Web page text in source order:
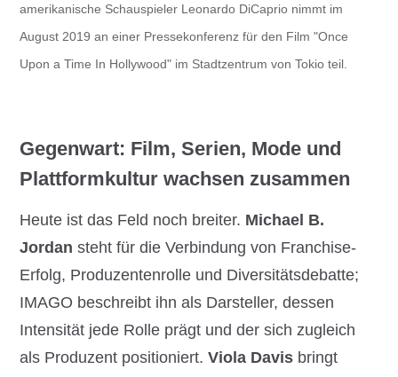
amerikanische Schauspieler Leonardo DiCaprio nimmt im
August 2019 an einer Pressekonferenz für den Film "Once
Upon a Time In Hollywood" im Stadtzentrum von Tokio teil.
Gegenwart: Film, Serien, Mode und
Plattformkultur wachsen zusammen
Heute ist das Feld noch breiter. Michael B.
Jordan steht für die Verbindung von Franchise-
Erfolg, Produzentenrolle und Diversitätsdebatte;
IMAGO beschreibt ihn als Darsteller, dessen
Intensität jede Rolle prägt und der sich zugleich
als Produzent positioniert. Viola Davis bringt